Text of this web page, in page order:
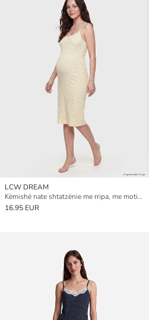
LCW DREAM
Këmishë nate shtatzënie me rripa, me motiv lulesh
16.95 EUR